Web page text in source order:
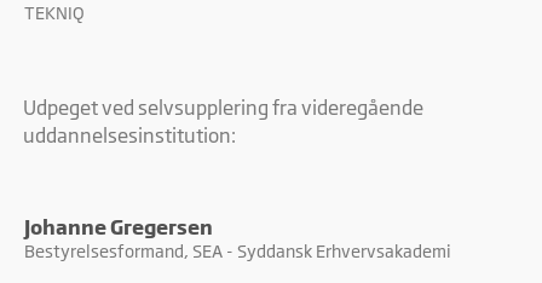
TEKNIQ
Udpeget ved selvsupplering fra videregående
uddannelsesinstitution:
Johanne Gregersen
Bestyrelsesformand, SEA - Syddansk Erhvervsakademi